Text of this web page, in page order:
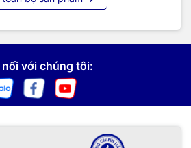
nối với chúng tôi: